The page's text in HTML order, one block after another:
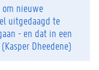
om nieuwe
uitgedaagd te
- en dat in een
Dheedene)